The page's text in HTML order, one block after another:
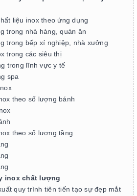
liệu inox theo ứng dụng
trong nhà hàng, quán ăn
trong bếp xí nghiệp, nhà xưởng
trong các siêu thị
trong lĩnh vực y tế
spa
theo số lượng bánh
theo số lượng tầng
inox chất lượng
quy trình tiên tiến tạo sự đẹp mắt